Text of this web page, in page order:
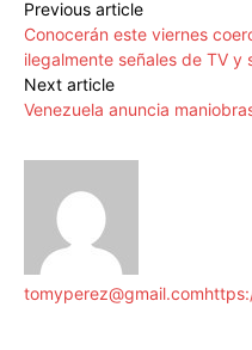
Previous article
Conocerán este viernes
ilegalmente señales de TV y
Next article
Venezuela anuncia
tomyperez@gmail.com